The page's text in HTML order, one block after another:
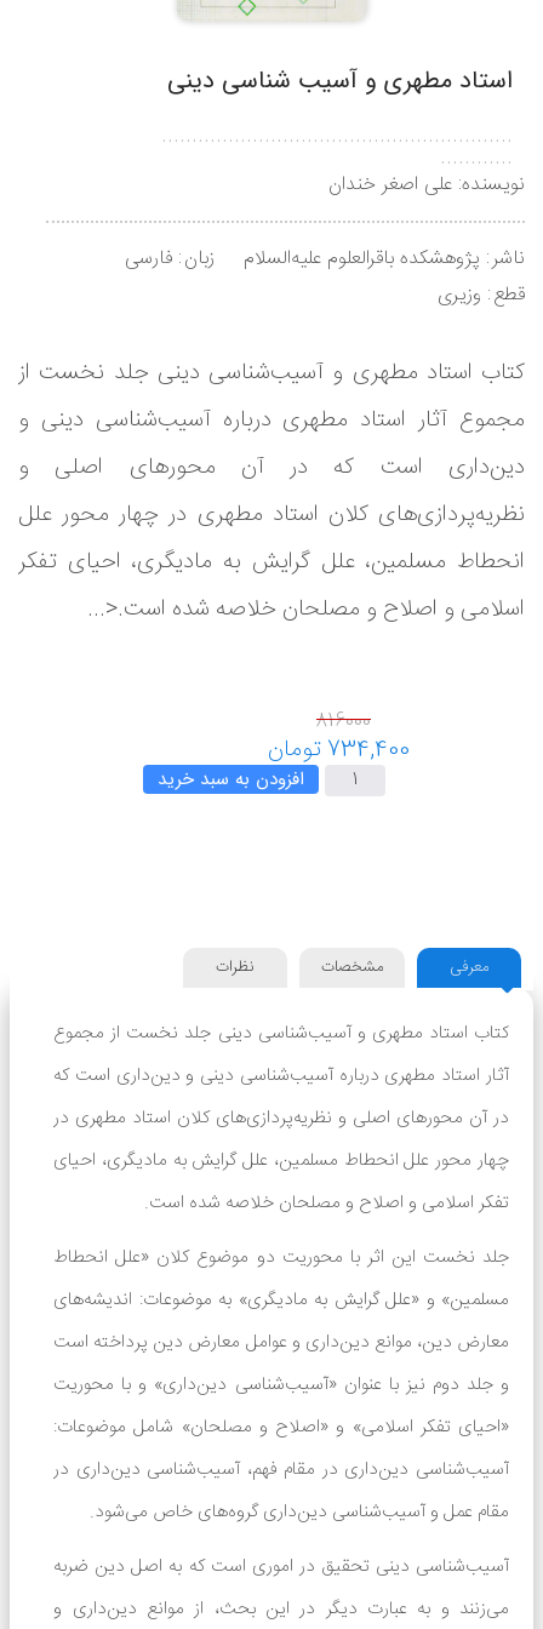
استاد مطهری و آسیب شناسی دینی
..........................................................
............
نویسنده: علی اصغر خندان
ناشر پژوهشکده باقرالعلوم علیه‌السلام زبان فارسی
قطع وزیری
کتاب استاد مطهری و آسیب‌شناسی دینی جلد نخست از
مجموع آثار استاد مطهری درباره آسیب‌شناسی دینی و
دین‌داری است که در آن محورهای اصلی و
نظریه‌پردازی‌های کلان استاد مطهری در چهار محور علل
انحطاط مسلمین، علل گرایش به مادیگری، احیای تفکر
اسلامی و اصلاح و مصلحان خلاصه شده است.<...
افزودن به سبد خرید
معرفی مشخصات نظرات
کتاب استاد مطهری و آسیب‌شناسی دینی جلد نخست از مجموع
آثار استاد مطهری درباره آسیب‌شناسی دینی و دین‌داری است که
در آن محورهای اصلی و نظریه‌پردازی‌های کلان استاد مطهری در
چهار محور علل انحطاط مسلمین، علل گرایش به مادیگری، احیای
تفکر اسلامی و اصلاح و مصلحان خلاصه شده است.
جلد نخست این اثر با محوریت دو موضوع کلان «علل انحطاط
مسلمین» و «علل گرایش به مادیگری» به موضوعات: اندیشه‌های
معارض دین، موانع دین‌داری و عوامل معارض دین پرداخته است
و جلد دوم نیز با عنوان «آسیب‌شناسی دین‌داری» و با محوریت
«احیای تفکر اسلامی» و «اصلاح و مصلحان» شامل موضوعات:
آسیب‌شناسی دین‌داری در مقام فهم، آسیب‌شناسی دین‌داری در
مقام عمل و آسیب‌شناسی دین‌داری گروه‌های خاص می‌شود.
آسیب‌شناسی دینی تحقیق در اموری است که به اصل دین ضربه
می‌زنند و به عبارت دیگر در این بحث، از موانع دین‌داری و
در حال حاضر هیچ نظری برای این محصول